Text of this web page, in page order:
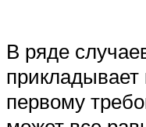
В ряде
первому